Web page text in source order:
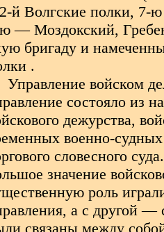
й Волгские полки, 7-
— Моздокский,
бригаду и
.
Управление войском
состояло из
дежурства,
военно-
словесного
значение
роль
а с другой —
связаны между